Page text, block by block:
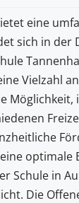
eine
sich in der
Vielzahl
Möglichkeit,
optimale
Schule in
Die